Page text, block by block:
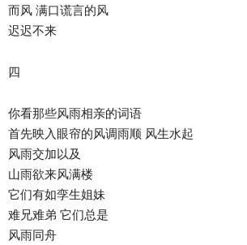
而风 满口谎言的风
迟迟不来
四
你看那些风雨相亲的词语
首先映入眼帘的风调雨顺 风生水起
风雨交加以及
山雨欲来风满楼
它们有如孪生姐妹
难兄难弟 它们总是
风雨同舟